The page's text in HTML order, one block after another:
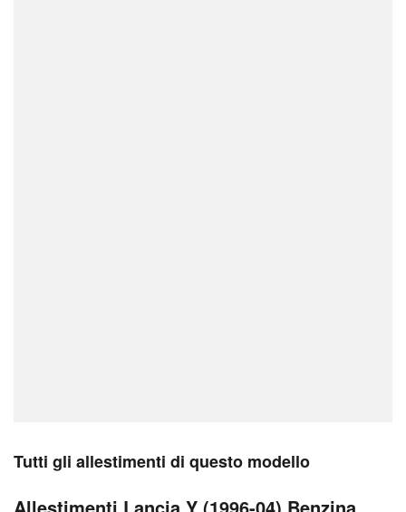
Tutti gli allestimenti di questo modello